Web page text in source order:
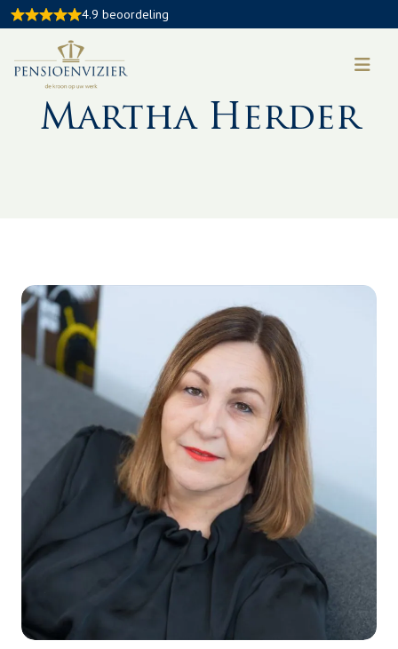
4.9 beoordeling
Een van onze relaties aan het woord
Martha Herder